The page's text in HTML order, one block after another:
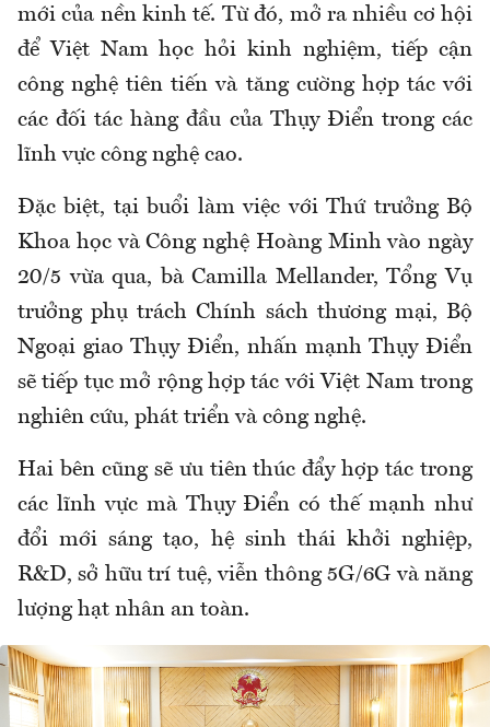
mới của nền kinh tế. Từ đó, mở ra nhiều cơ hội
để Việt Nam học hỏi kinh nghiệm, tiếp cận
công nghệ tiên tiến và tăng cường hợp tác với
các đối tác hàng đầu của Thụy Điển trong các
lĩnh vực công nghệ cao.
Đặc biệt, tại buổi làm việc với Thứ trưởng Bộ
Khoa học và Công nghệ Hoàng Minh vào ngày
20/5 vừa qua, bàCamilla Mellander, Tổng Vụ
trưởng phụ trách Chính sách thương mại, Bộ
Ngoại giao Thụy Điển, nhấn mạnh Thụy Điển
sẽ tiếp tục mở rộng hợp tác với Việt Nam trong
nghiên cứu, phát triển và công nghệ.
Hai bên cũng sẽ ưu tiên thúc đẩy hợp tác trong
các lĩnh vực mà Thụy Điển có thế mạnh như
đổi mới sáng tạo, hệ sinh thái khởi nghiệp,
R&D, sở hữu trí tuệ, viễn thông 5G/6G và năng
lượng hạt nhân an toàn.